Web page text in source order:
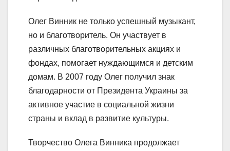
Олег Винник не только успешный музыкант,
но и благотворитель. Он участвует в
различных благотворительных акциях и
фондах, помогает нуждающимся и детским
домам. В 2007 году Олег получил знак
благодарности от Президента Украины за
активное участие в социальной жизни
страны и вклад в развитие культуры.
Творчество Олега Винника продолжает